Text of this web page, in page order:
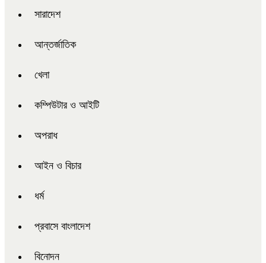
সারাদেশ
আন্তর্জাতিক
খেলা
কম্পিউটার ও আইটি
অপরাধ
আইন ও বিচার
ধর্ম
প্রবাসে বাংলাদেশ
বিনোদন